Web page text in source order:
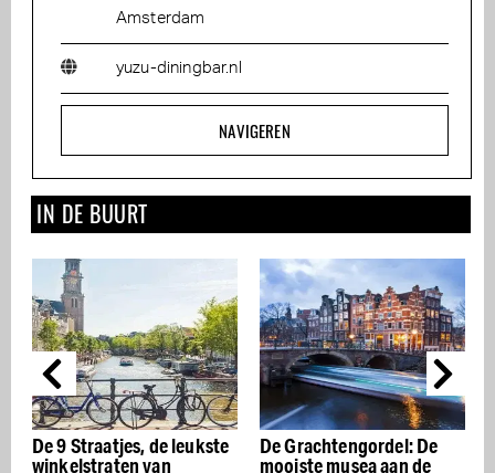
Amsterdam
yuzu-diningbar.nl
NAVIGEREN
IN DE BUURT
De 9 Straatjes, de leukste
winkelstraten van
De Grachtengordel: De
mooiste musea aan de